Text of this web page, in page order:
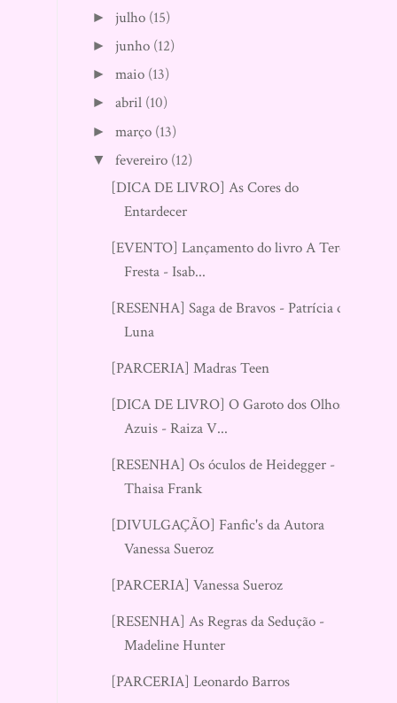
► julho (15)
► junho (12)
►maio (13)
►abril (10)
►março (13)
▼ fevereiro (12)
[DICA DE LIVRO] As Cores do
Entardecer
[EVENTO] Lançamento do livro A Terça
Fresta - Isab...
[RESENHA] Saga de Bravos - Patrícia de
Luna
[PARCERIA] Madras Teen
[DICA DE LIVRO] O Garoto dos Olhos
Azuis - Raiza V...
[RESENHA] Os óculos de Heidegger -
Thaisa Frank
[DIVULGAÇÃO] Fanfic's da Autora
Vanessa Sueroz
[PARCERIA] Vanessa Sueroz
[RESENHA] As Regras da Sedução -
Madeline Hunter
[PARCERIA] Leonardo Barros